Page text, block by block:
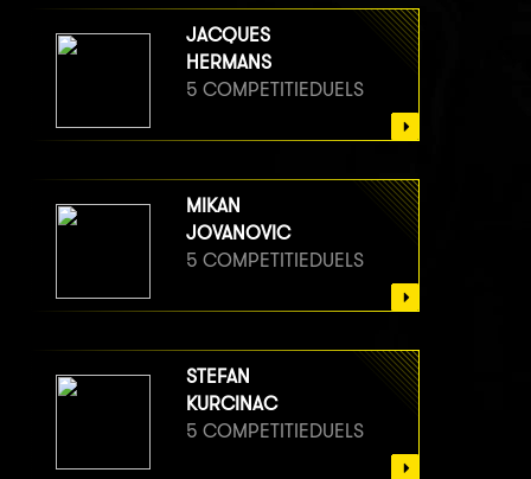
JACQUES
HERMANS
5 COMPETITIEDUELS
MIKAN
JOVANOVIC
5 COMPETITIEDUELS
STEFAN
KURCINAC
5 COMPETITIEDUELS